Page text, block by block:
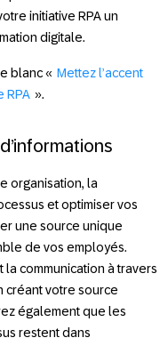
initiative RPA un
digitale.
blanc « Mettez l’accent
RPA ».
organisation, la
et optimiser vos
une source unique
de vos employés.
communication à travers
créant votre source
également que les
restent dans